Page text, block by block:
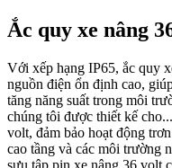
Ắc quy xe nâng
Với xếp hạng IP65, ắc quy
nguồn điện ổn định cao,
tăng năng suất trong môi
chúng tôi được thiết kế cho...
volt, đảm bảo hoạt động
cao tầng và các môi trường
sưu tập pin xe nâng 36 volt